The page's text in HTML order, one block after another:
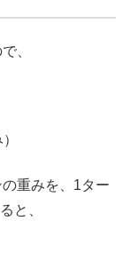
、
重みを、1ター
と、